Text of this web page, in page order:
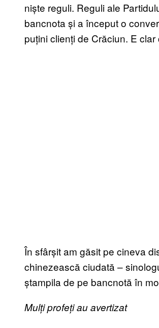
niște reguli. Reguli ale
bancnota și a început o
puțini clienți de Crăciun. E
În sfârșit am găsit pe cineva
chinezească ciudată –
ștampila de pe bancnotă în
Mulți profeți au avertizat